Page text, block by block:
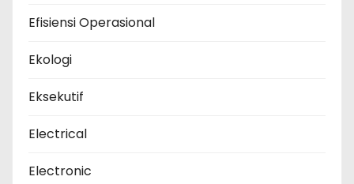
Efisiensi Operasional
Ekologi
Eksekutif
Electrical
Electronic